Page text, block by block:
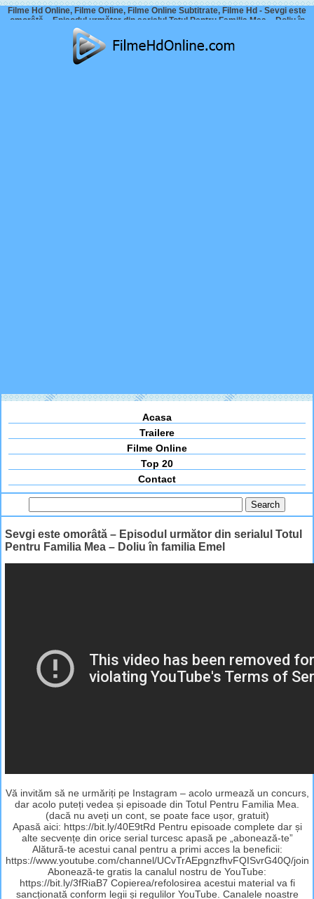
Filme Hd Online, Filme Online, Filme Online Subtitrate, Filme Hd - Sevgi este
omorâtă – Episodul următor din serialul Totul Pentru Familia Mea – Doliu în
Acasa
Trailere
Filme Online
Top 20
Contact
Sevgi este omorâtă – Episodul următor din serialul Totul
Pentru Familia Mea – Doliu în familia Emel
Vă invităm să ne urmăriți pe Instagram – acolo urmează un concurs,
dar acolo puteți vedea și episoade din Totul Pentru Familia Mea.
(dacă nu aveți un cont, se poate face ușor, gratuit)
Apasă aici: https://bit.ly/40E9tRd Pentru episoade complete dar și
alte secvențe din orice serial turcesc apasă pe „abonează-te”
Alătură-te acestui canal pentru a primi acces la beneficii:
https://www.youtube.com/channel/UCvTrAEpgnzfhvFQISvrG40Q/join
Abonează-te gratis la canalul nostru de YouTube:
https://bit.ly/3fRiaB7 Copierea/refolosirea acestui material va fi
sancționată conform legii și regulilor YouTube. Canalele noastre